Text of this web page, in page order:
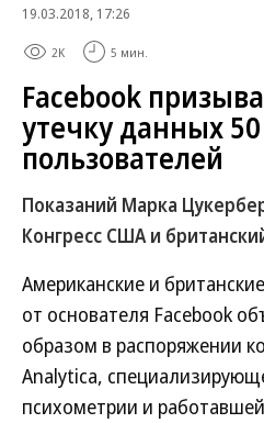
19.03.2018, 17:26
2K 5 мин.
Facebook
утечку данных
пользователей
Показаний Марка
Конгресс США и
Американские и
от основателя Facebook
образом в распоряжении
Analytica,
психометрии и